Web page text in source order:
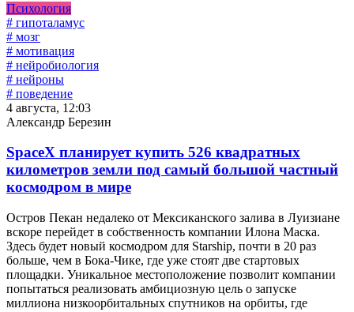
Психология
# гипоталамус
# мозг
# мотивация
# нейробиология
# нейроны
# поведение
4 августа, 12:03
Александр Березин
SpaceX планирует купить 526 квадратных
километров земли под самый большой частный
космодром в мире
Остров Пекан недалеко от Мексиканского залива в Луизиане
вскоре перейдет в собственность компании Илона Маска.
Здесь будет новый космодром для Starship, почти в 20 раз
больше, чем в Бока-Чике, где уже стоят две стартовых
площадки. Уникальное местоположение позволит компании
попытаться реализовать амбициозную цель о запуске
миллиона низкоорбитальных спутников на орбиты, где